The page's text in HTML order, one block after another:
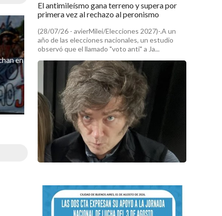
en
El antimileísmo gana terreno y supera por
primera vez al rechazo al peronismo
(28/07/26 - avierMilei/Elecciones 2027)-.A un
año de las elecciones nacionales, un estudio
observó que el llamado "voto anti" a Ja...